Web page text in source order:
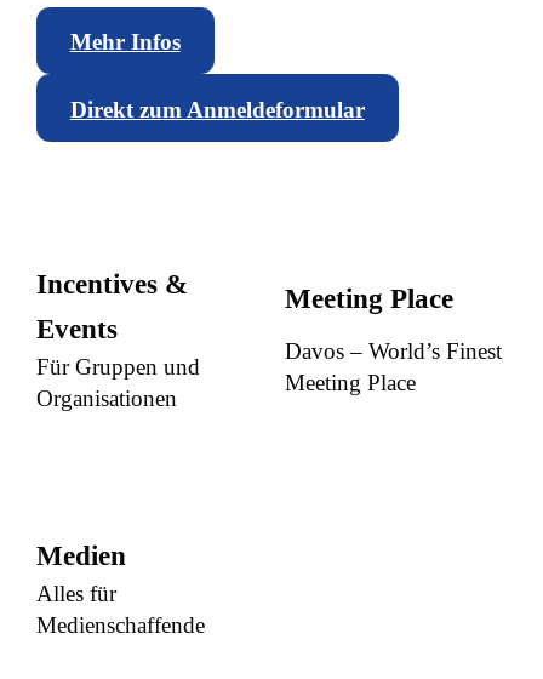
Mehr Infos
Direkt zum Anmeldeformular
Incentives &
Events
Für Gruppen und
Organisationen
Meeting Place
Davos – World’s Finest
Meeting Place
Medien
Alles für
Medienschaffende